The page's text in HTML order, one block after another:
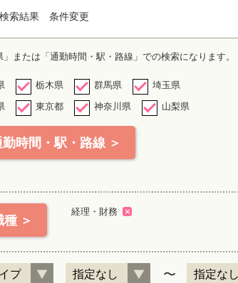
索結果 条件変更
」または「通勤時間・駅・路線」での検索になります。
栃木県 群馬県
埼玉県
東京都 神奈川県 山梨県
時間・駅・路線 ＞
種 ＞
経理・財務
〜